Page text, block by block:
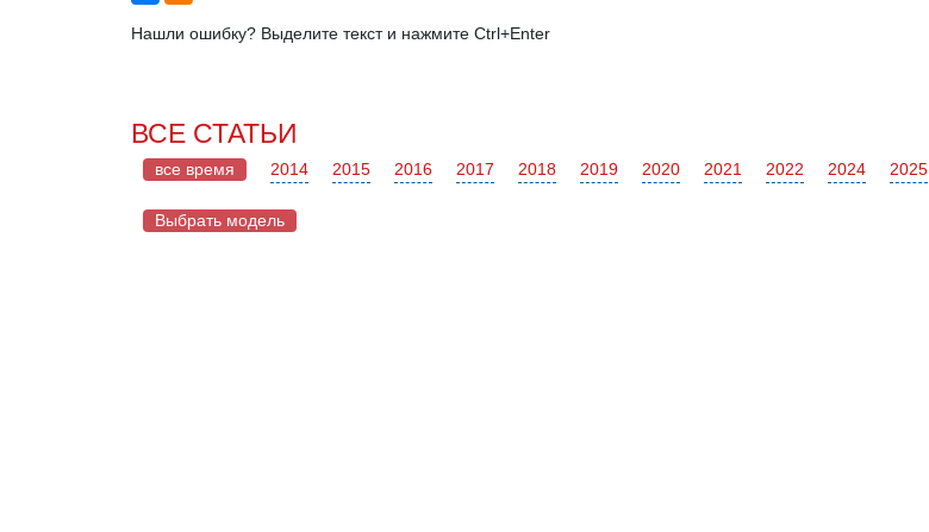
Нашли ошибку? Выделите текст и нажмите Ctrl+Enter
ВСЕ СТАТЬИ
все время 2014 2015 2016 2017 2018 2019 2020 2021 2022 2024 2025
Выбрать модель